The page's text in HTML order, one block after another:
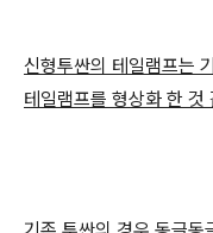
신형투싼의 테일램프는
테일램프를 형상화 한 것